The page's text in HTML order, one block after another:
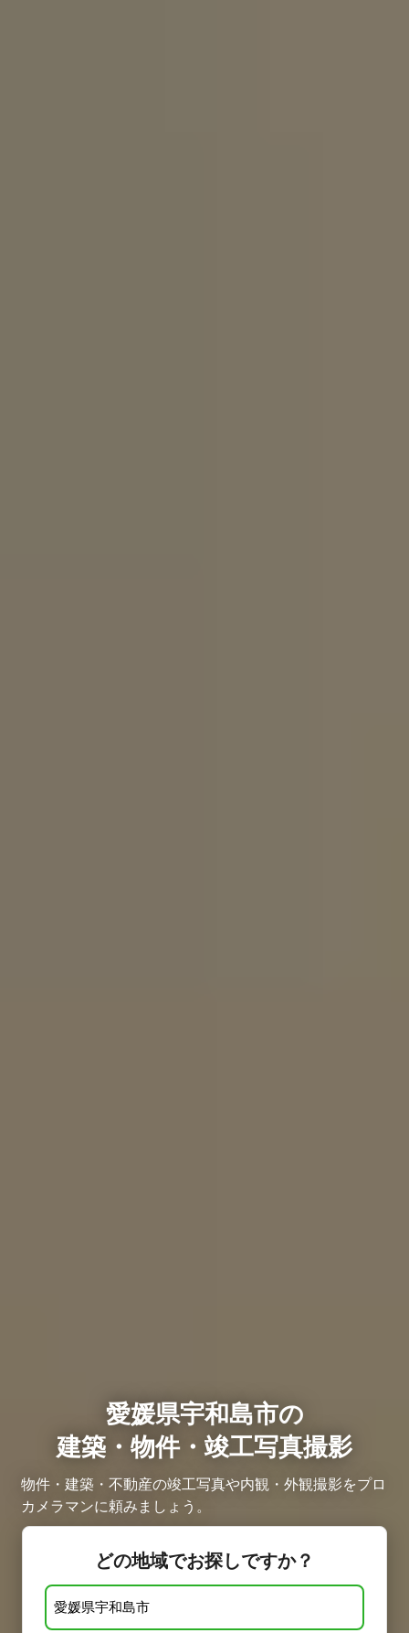
愛媛県宇和島市の
建築・物件・竣工写真撮影
物件・建築・不動産の竣工写真や内観・外観撮影をプロ
カメラマンに頼みましょう。
どの地域でお探しですか？